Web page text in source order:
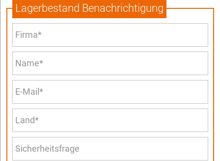
Lagerbestand Benachrichtigung